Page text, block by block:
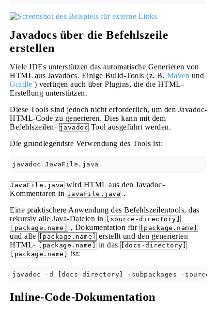
Javadocs über die Befehlszeile
erstellen
Viele IDEs unterstützen das automatische Generieren von
HTML aus Javadocs. Einige Build-Tools (z. B. Maven und
Gradle ) verfügen auch über Plugins, die die HTML-
Erstellung unterstützen.
Diese Tools sind jedoch nicht erforderlich, um den Javadoc-
HTML-Code zu generieren. Dies kann mit dem
Befehlszeilen- javadoc Tool ausgeführt werden.
Die grundlegendste Verwendung des Tools ist:
JavaFile.java wird HTML aus den Javadoc-
Kommentaren in JavaFile.java .
Eine praktischere Anwendung des Befehlszeilentools, das
rekursiv alle Java-Dateien in
[source-directory]
[package.name]
, Dokumentation für [package.name]
und alle [package.name]
erstellt und den generierten
HTML-
[package.name] in das
[docs-directory]
[package.name]
ist:
Inline-Code-Dokumentation